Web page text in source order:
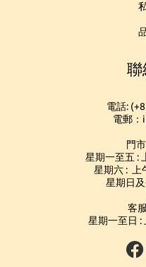
聯
電話:
電郵：
門
星期一至五 :
星期六 : 上
星期日
客
星期一至日 :